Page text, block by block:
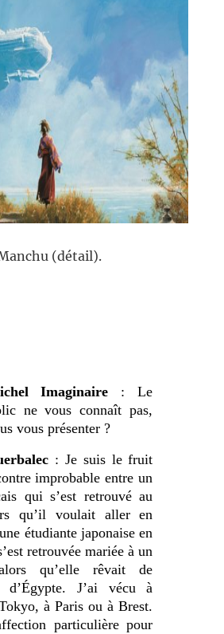
(détail).
Imaginaire : Le
ne vous connaît pas,
vous présenter ?
: Je suis le fruit
improbable entre un
qui s’est retrouvé au
qu’il voulait aller en
étudiante japonaise en
retrouvée mariée à un
qu’elle rêvait de
d’Égypte. J’ai vécu à
à Paris ou à Brest.
particulière pour